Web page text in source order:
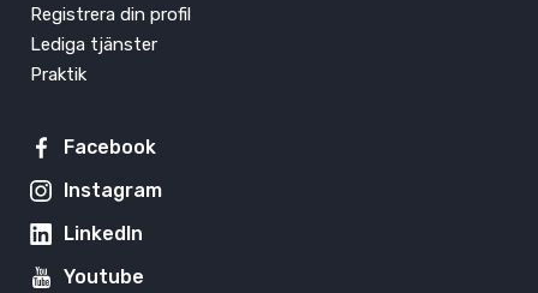
Registrera din profil
Lediga tjänster
Praktik
Facebook
Instagram
LinkedIn
Youtube